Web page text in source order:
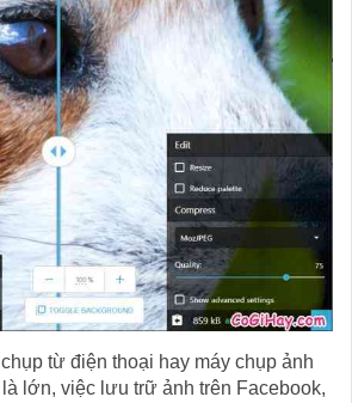
từ điện thoại hay máy chụp ảnh
lớn, việc lưu trữ ảnh trên Facebook,